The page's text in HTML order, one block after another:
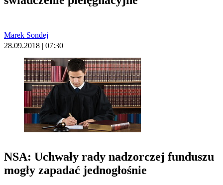
Marek Sondej
28.09.2018 | 07:30
NSA: Uchwały rady nadzorczej funduszu
mogły zapadać jednogłośnie